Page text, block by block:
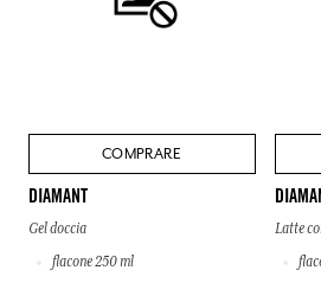
COMPRARE
DIAMANT
Gel doccia
flacone 250 ml
Latte